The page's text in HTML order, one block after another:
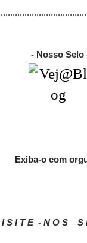
- Nosso Selo
Exiba-o com
I S I T E - N O S S